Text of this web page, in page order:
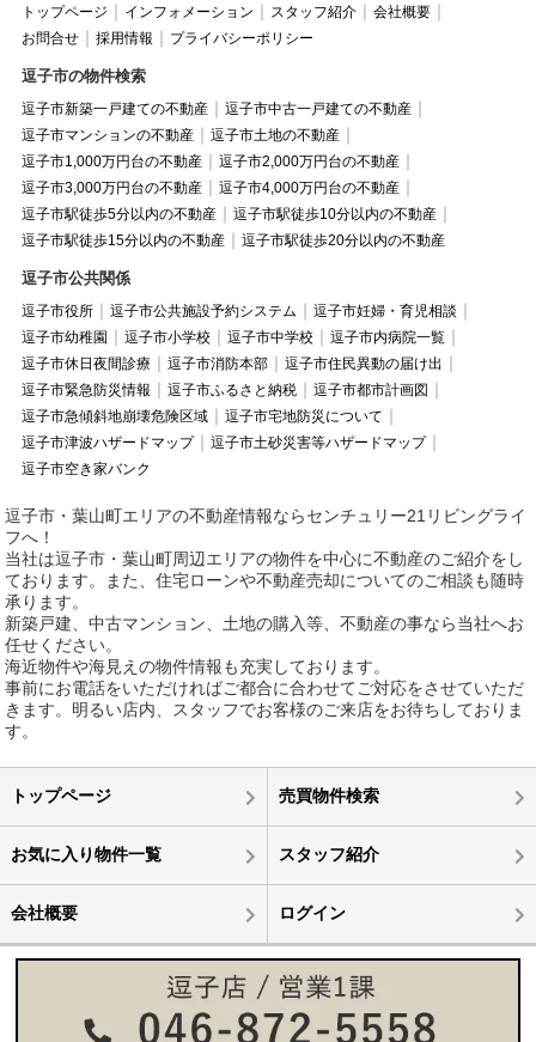
トップページ インフォメーション スタッフ紹介
会社概要
お問合せ
採用情報 プライバシーポリシー
逗子市の物件検索
逗子市新築一戸建ての不動産
逗子市中古一戸建ての不動産
逗子市マンションの不動産
逗子市土地の不動産
逗子市1,000万円台の不動産
逗子市2,000万円台の不動産
逗子市3,000万円台の不動産
逗子市4,000万円台の不動産
逗子市駅徒歩5分以内の不動産
逗子市駅徒歩10分以内の不動産
逗子市駅徒歩15分以内の不動産
逗子市駅徒歩20分以内の不動産
逗子市公共関係
逗子市役所 逗子市公共施設予約システム
逗子市妊婦・育児相談
逗子市幼稚園
逗子市小学校 逗子市中学校
逗子市内病院一覧
逗子市休日夜間診療
逗子市消防本部
逗子市住民異動の届け出
逗子市緊急防災情報
逗子市ふるさと納税
逗子市都市計画図
逗子市急傾斜地崩壊危険区域
逗子市宅地防災について
逗子市津波ハザードマップ
逗子市土砂災害等ハザードマップ
逗子市空き家バンク
逗子市・葉山町エリアの不動産情報ならセンチュリー21リビングライ
フへ！
当社は逗子市・葉山町周辺エリアの物件を中心に不動産のご紹介をし
ております。また、住宅ローンや不動産売却についてのご相談も随時
承ります。
新築戸建、中古マンション、土地の購入等、不動産の事なら当社へお
任せください。
海近物件や海見えの物件情報も充実しております。
事前にお電話をいただければご都合に合わせてご対応をさせていただ
きます。明るい店内、スタッフでお客様のご来店をお待ちしておりま
す。
トップページ 売買物件検索
お気に入り物件一覧 スタッフ紹介
会社概要 ログイン